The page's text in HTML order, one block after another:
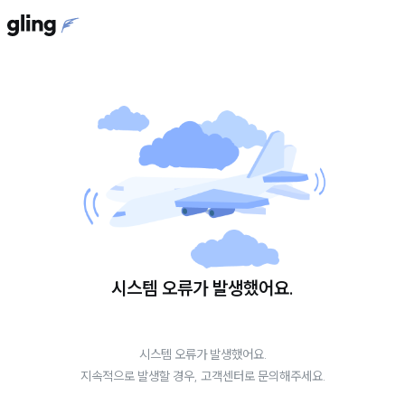
시스템 오류가 발생했어요.
시스템 오류가 발생했어요.
지속적으로 발생할 경우, 고객센터로 문의해주세요.